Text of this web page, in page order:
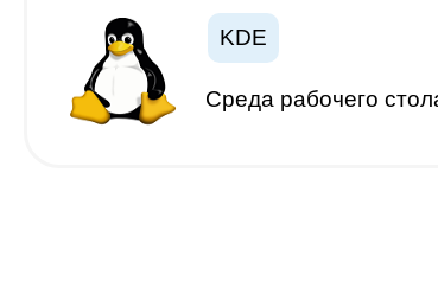
KDE
Cреда рабочего